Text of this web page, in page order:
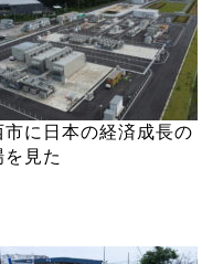
市に日本の経済成長の
を見た